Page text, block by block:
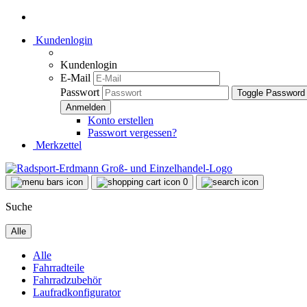
Kundenlogin
Kundenlogin
E-Mail
Passwort
Toggle
Konto erstellen
Passwort vergessen?
Merkzettel
0
Suche
Alle
Alle
Fahrradteile
Fahrradzubehör
Laufradkonfigurator